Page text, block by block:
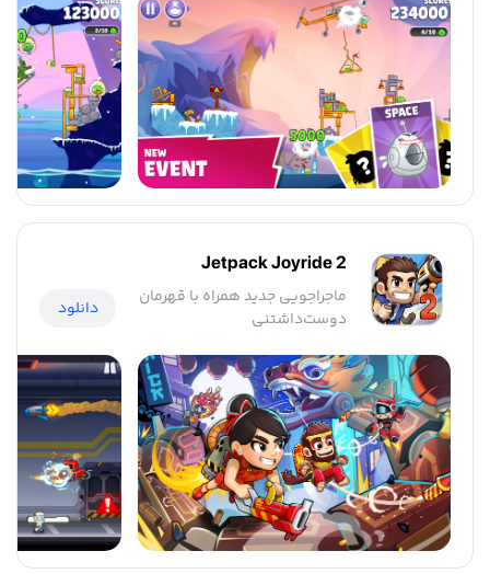
Jetpack Joyride 2
ماجراجویی جدید همراه با قهرمان
دوست‌داشتنی
دانلود